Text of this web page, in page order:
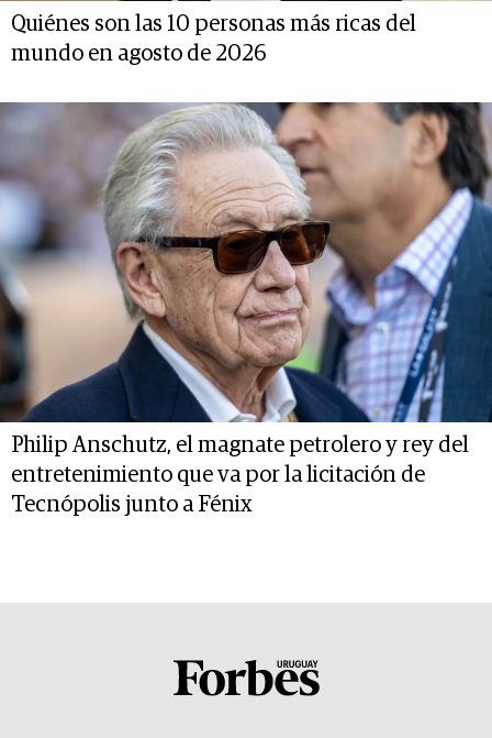
Quiénes son las 10 personas más ricas del
mundo en agosto de 2026
Philip Anschutz, el magnate petrolero y rey del
entretenimiento que va por la licitación de
Tecnópolis junto a Fénix